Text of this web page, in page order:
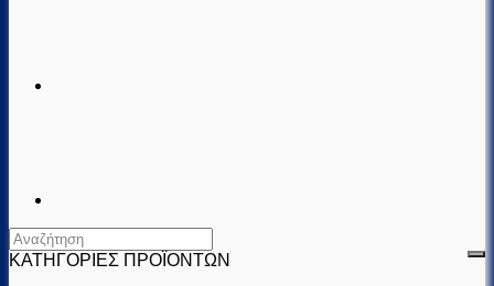
ΚΑΤΗΓΟΡΙΕΣ ΠΡΟΪΟΝΤΩΝ